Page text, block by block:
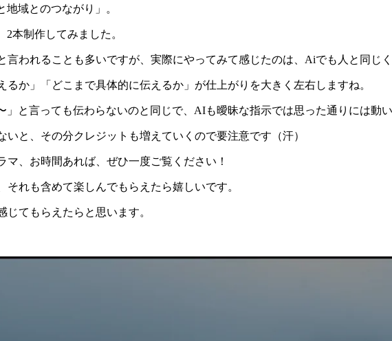
域とのつながり」。
本制作してみました。
われることも多いですが、実際にやってみて感じたのは、Aiでも人と同じく
か」「どこまで具体的に伝えるか」が仕上がりを大きく左右しますね。
」と言っても伝わらないのと同じで、AIも曖昧な指示では思った通りには動い
と、その分クレジットも増えていくので要注意です（汗）
、お時間あれば、ぜひ一度ご覧ください！
れも含めて楽しんでもらえたら嬉しいです。
じてもらえたらと思います。